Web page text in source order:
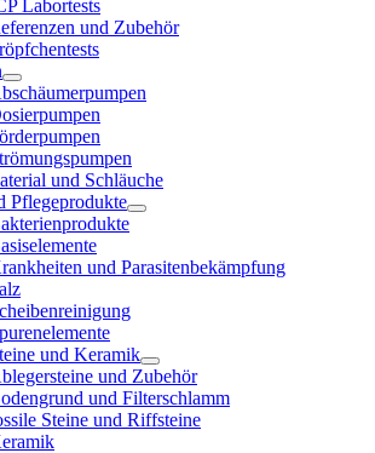
Labortests
und Zubehör
und Schläuche
Pflegeprodukte
und Parasitenbekämpfung
und Keramik
und Zubehör
und Filterschlamm
Steine und Riffsteine